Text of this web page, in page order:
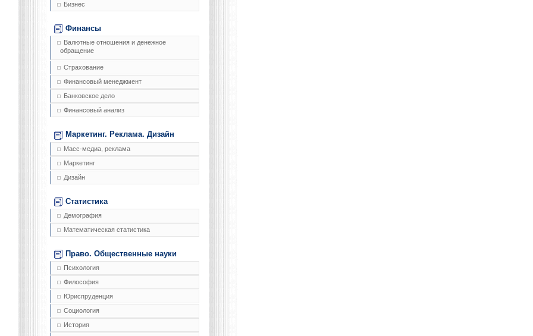
Бизнес
Финансы
Валютные отношения и денежное
обращение
Страхование
Финансовый менеджмент
Банковское дело
Финансовый анализ
Маркетинг. Реклама. Дизайн
Масс-медиа, реклама
Маркетинг
Дизайн
Статистика
Демография
Математическая статистика
Право. Общественные науки
Психология
Философия
Юриспруденция
Социология
История